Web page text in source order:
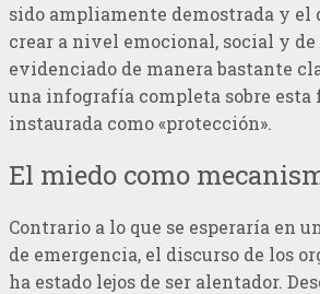
sido ampliamente demostrada y el
crear a nivel emocional, social y de
evidenciado de manera bastante
una infografía completa sobre esta
instaurada como «protección».
El miedo como
Contrario a lo que se esperaría en
de emergencia, el discurso de los
ha estado lejos de ser alentador.